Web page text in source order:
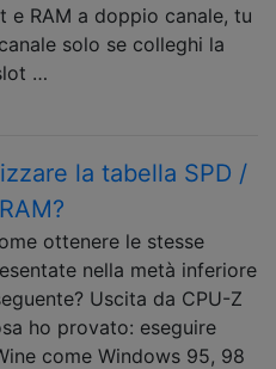
e RAM a doppio canale, tu
solo se colleghi la
…
la tabella SPD /
ottenere le stesse
nella metà inferiore
Uscita da CPU-Z
ho provato: eseguire
come Windows 95, 98